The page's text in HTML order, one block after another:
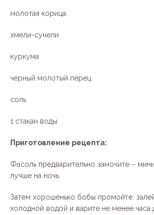
молотая корица
хмели-сунели
куркума
черный молотый перец
соль
1 стакан воды
Приготовление рецепта:
Фасоль предварительно замочите –
лучше на ночь.
Затем хорошенько бобы промойте,
холодной водой и варите не менее часа